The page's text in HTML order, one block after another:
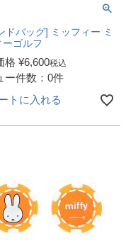
ドバッグ] ミッフィー ミ
ーゴルフ
格 ¥6,600税込
ー件数：0件
トに入れる